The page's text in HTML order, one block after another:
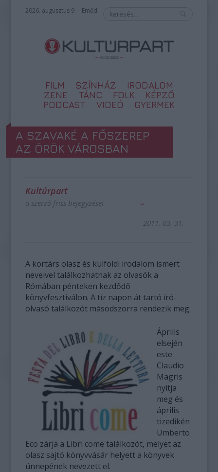
2026. augusztus 9. – Emőd
FILM SZÍNHÁZ
IRODALOM
ZENE
TÁNC FOLK
KÉPZŐ
PODCAST
VIDEÓ GYERMEK
A SZAVAKÉ A FŐSZEREP
AZ ÖRÖK VÁROSBAN
Kultúrpart
a szerző friss bejegyzései
2011. 03. 31.
A kortárs olasz és külföldi irodalom ismert
neveivel találkozhatnak az olvasók a
Rómában pénteken kezdődő
könyvfesztiválon. A tíz napon át tartó író-
olvasó találkozót másodszorra rendezik meg.
Április
elsején
este
Claudio
Magris
nyitja
meg és
április
tizedikén
Umberto
Eco zárja a Libri come találkozót, melyet az
olasz sajtó könyvvásár helyett a könyvek
ünnepének nevezett el.